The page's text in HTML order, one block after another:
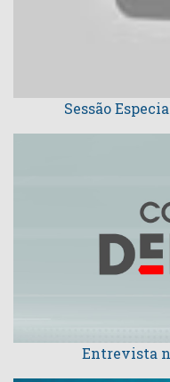
Sessão
Entrevista